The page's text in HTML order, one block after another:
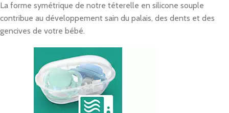
La forme symétrique de notre téterelle en silicone souple
contribue au développement sain du palais, des dents et des
gencives de votre bébé.